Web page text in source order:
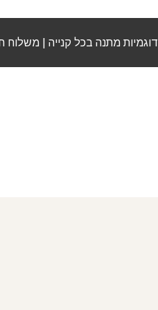
דוגמיות מתנה בכל קנייה | משלוח